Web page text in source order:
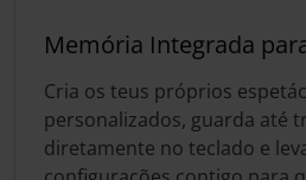
Memória Integrada
Cria os teus próprios
personalizados, guarda até
diretamente no teclado e